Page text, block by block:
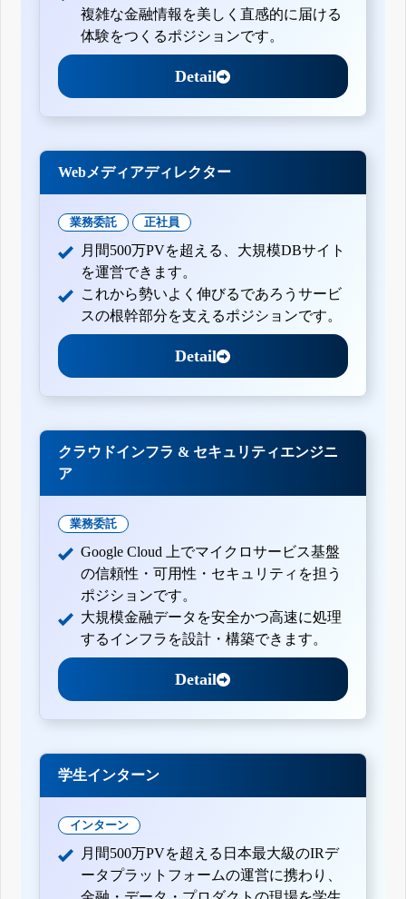
複雑な金融情報を美しく直感的に届ける
体験をつくるポジションです。
Detail
Webメディアディレクター
業務委託 正社員
月間500万PVを超える、大規模DBサイト
を運営できます。
これから勢いよく伸びるであろうサービ
スの根幹部分を支えるポジションです。
Detail
クラウドインフラ & セキュリティエンジニ
ア
業務委託
Google Cloud 上でマイクロサービス基盤
の信頼性・可用性・セキュリティを担う
ポジションです。
大規模金融データを安全かつ高速に処理
するインフラを設計・構築できます。
Detail
学生インターン
インターン
月間500万PVを超える日本最大級のIRデ
ータプラットフォームの運営に携わり、